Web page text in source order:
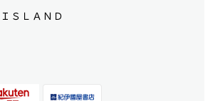
ＳＬＡＮＤ